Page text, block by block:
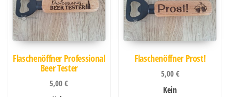
Flaschenöffner Professional
Beer Tester
5,00€
Flaschenöffner Prost!
5,00€
Kein